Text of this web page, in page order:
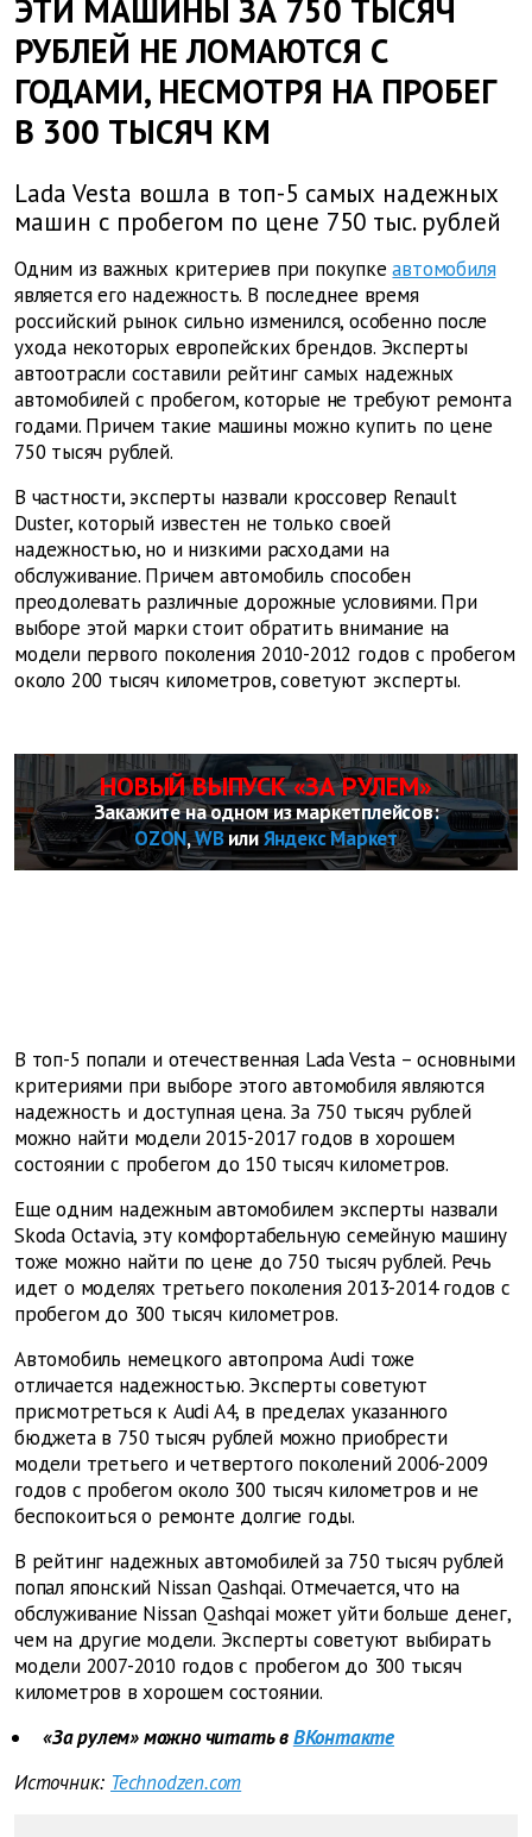
ЭТИ МАШИНЫ ЗА 750 ТЫСЯЧ
РУБЛЕЙ НЕ ЛОМАЮТСЯ С
ГОДАМИ, НЕСМОТРЯ НА ПРОБЕГ
В 300 ТЫСЯЧ КМ
Lada Vesta вошла в топ-5 самых надежных
машин с пробегом по цене 750 тыс. рублей
Одним из важных критериев при покупке автомобиля
является его надежность. В последнее время
российский рынок сильно изменился, особенно после
ухода некоторых европейских брендов. Эксперты
автоотрасли составили рейтинг самых надежных
автомобилей с пробегом, которые не требуют ремонта
годами. Причем такие машины можно купить по цене
750 тысяч рублей.
В частности, эксперты назвали кроссовер Renault
Duster, который известен не только своей
надежностью, но и низкими расходами на
обслуживание. Причем автомобиль способен
преодолевать различные дорожные условиями. При
выборе этой марки стоит обратить внимание на
модели первого поколения 2010-2012 годов с пробегом
около 200 тысяч километров, советуют эксперты.
НОВЫЙ ВЫПУСК «ЗА РУЛЕМ»
Закажите на одном из маркетплейсов:
OZON,WBилиЯндекс Маркет
В топ-5 попали и отечественная Lada Vesta – основными
критериями при выборе этого автомобиля являются
надежность и доступная цена. За 750 тысяч рублей
можно найти модели 2015-2017 годов в хорошем
состоянии с пробегом до 150 тысяч километров.
Еще одним надежным автомобилем эксперты назвали
Skoda Octavia, эту комфортабельную семейную машину
тоже можно найти по цене до 750 тысяч рублей. Речь
идет о моделях третьего поколения 2013-2014 годов с
пробегом до 300 тысяч километров.
Автомобиль немецкого автопрома Audi тоже
отличается надежностью. Эксперты советуют
присмотреться к Audi A4, в пределах указанного
бюджета в 750 тысяч рублей можно приобрести
модели третьего и четвертого поколений 2006-2009
годов с пробегом около 300 тысяч километров и не
беспокоиться о ремонте долгие годы.
В рейтинг надежных автомобилей за 750 тысяч рублей
попал японский Nissan Qashqai. Отмечается, что на
обслуживание Nissan Qashqai может уйти больше денег,
чем на другие модели. Эксперты советуют выбирать
модели 2007-2010 годов с пробегом до 300 тысяч
километров в хорошем состоянии.
«За рулем» можно читать вВКонтакте
Источник: Technodzen.com